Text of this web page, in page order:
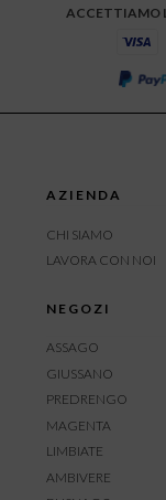
ACCETTIAMO
AZIENDA
CHI SIAMO
LAVORA CON NOI
NEGOZI
ASSAGO
GIUSSANO
PREDRENGO
MAGENTA
LIMBIATE
AMBIVERE